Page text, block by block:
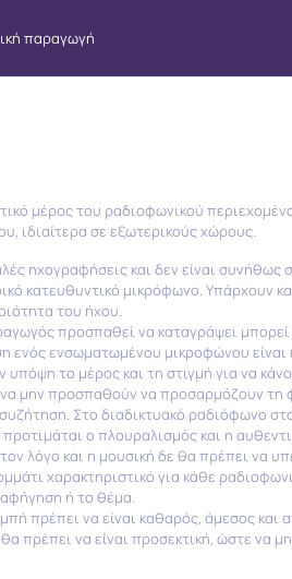
για
παραγωγή
παραγωγή
μέρος του ραδιοφωνικού
ιδιαίτερα σε εξωτερικούς χώρους.
ηχογραφήσεις και δεν είναι συνήθως
κατευθυντικό μικρόφωνο. Υπάρχουν
του ήχου.
προσπαθεί να καταγράψει
ενός ενσωματωμένου μικροφώνου
το μέρος και τη στιγμή για να
να μην προσπαθούν να προσαρμόζουν
Στο διαδικτυακό ραδιόφωνο
ο πλουραλισμός και η
λόγο και η μουσική δε θα πρέπει να
χαρακτηριστικό για κάθε
ή το θέμα.
πρέπει να είναι καθαρός, άμεσος και
να είναι προσεκτική, ώστε να